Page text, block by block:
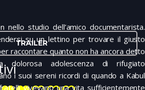
TRAILER
nello studio dell’amico documentarista.
su un lettino per trovare il giusto
raccontare quanto non ha ancora detto
dolorosa adolescenza di rifugiato
i suoi sereni ricordi di quando a Kabul
vivevano una vita sufficientemente